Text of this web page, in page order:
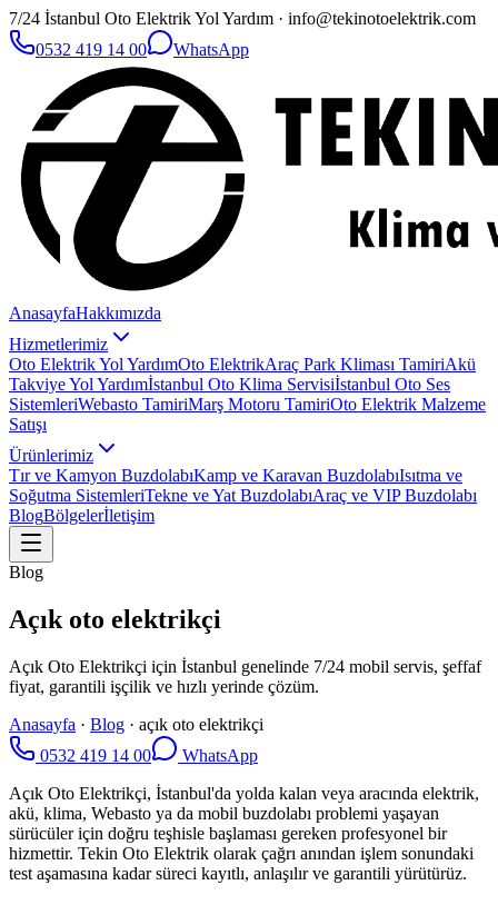
7/24 İstanbul Oto Elektrik Yol Yardım · info@tekinotoelektrik.com
0532 419 14 00
WhatsApp
AnasayfaHakkımızda
Hizmetlerimiz
Oto Elektrik Yol YardımOto ElektrikAraç Park Kliması TamiriAkü
Takviye Yol Yardımİstanbul Oto Klima Servisiİstanbul Oto Ses
SistemleriWebasto TamiriMarş Motoru TamiriOto Elektrik Malzeme
Satışı
Ürünlerimiz
Tır ve Kamyon BuzdolabıKamp ve Karavan BuzdolabıIsıtma ve
Soğutma SistemleriTekne ve Yat BuzdolabıAraç ve VIP Buzdolabı
BlogBölgelerİletişim
Blog
Açık oto elektrikçi
Açık Oto Elektrikçi için İstanbul genelinde 7/24 mobil servis, şeffaf
fiyat, garantili işçilik ve hızlı yerinde çözüm.
Anasayfa · Blog · açık oto elektrikçi
0532 419 14 00
WhatsApp
Açık Oto Elektrikçi, İstanbul'da yolda kalan veya aracında elektrik,
akü, klima, Webasto ya da mobil buzdolabı problemi yaşayan
sürücüler için doğru teşhisle başlaması gereken profesyonel bir
hizmettir. Tekin Oto Elektrik olarak çağrı anından işlem sonundaki
test aşamasına kadar süreci kayıtlı, anlaşılır ve garantili yürütürüz.